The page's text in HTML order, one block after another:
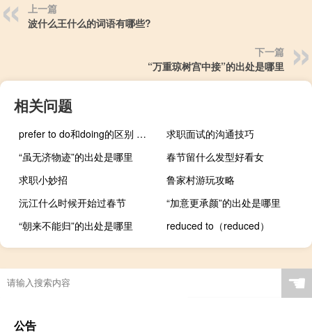
上一篇
波什么王什么的词语有哪些?
下一篇
“万重琼树宫中接”的出处是哪里
相关问题
prefer to do和doing的区别 有哪些不同
求职面试的沟通技巧
“虽无济物迹”的出处是哪里
春节留什么发型好看女
求职小妙招
鲁家村游玩攻略
沅江什么时候开始过春节
“加意更承颜”的出处是哪里
“朝来不能归”的出处是哪里
reduced to（reduced）
☚
公告